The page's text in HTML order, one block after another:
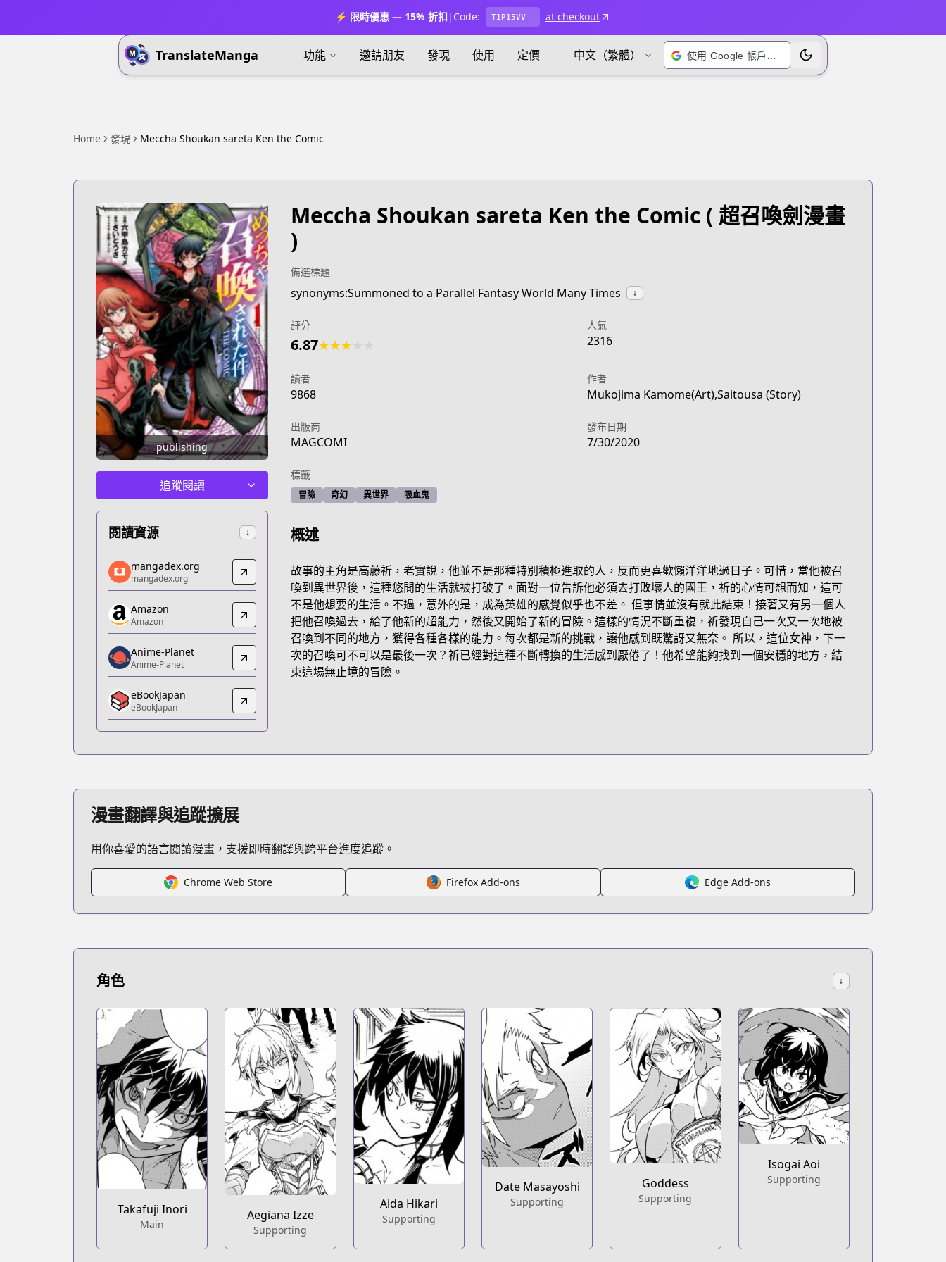
⚡ 限時優惠 — 15% 折扣 | Code: T1P15VV at checkout
TranslateManga 功能 邀請朋友 發現 使用 定價 中文（繁體） 切換主題
Home 發現 Meccha Shoukan sareta Ken the Comic
publishing
追蹤閱讀
閱讀資源 ↓
mangadex.org
mangadex.org
https://mangadex.org/title/802bf297-b156-4053-8542-f12057c4a7b9
Amazon
Amazon
https://www.amazon.co.jp/dp/B096HG8BDL
Anime-Planet
Anime-Planet
https://www.anime-planet.com/manga/meccha-shoukan-sareta-ken
eBookJapan
eBookJapan
Kitsu
https://kitsu.app/manga/57931
CDJapan
https://www.anime-planet.com/manga/https://www.cdjapan.co.jp/product/NEOBK-2541918
MangaUpdates
https://www.mangaupdates.com/series.html?id=170491
novelUpdates
Book☆Walker
Book☆Walker
https://bookwalker.jp/series/275215/list
Official English
Official English
https://j-novel.club/series/oversummoned-overpowered-and-over-it-manga
mangadex.org
mangadex.org
Amazon
Amazon
Anime-Planet
Anime-Planet
eBookJapan
eBookJapan
Meccha Shoukan sareta Ken the Comic( 超召喚劍漫畫
)
備選標題
synonyms:Summoned to a Parallel Fantasy World Many Times ↓
評分
6.87★★★
人氣
2316
讀者
9868
作者
Mukojima Kamome(Art),Saitousa (Story)
出版商
MAGCOMI
發布日期
7/30/2020
標籤
冒險 奇幻 異世界 吸血鬼
概述
故事的主角是高藤祈，老實說，他並不是那種特別積極進取的人，反而更喜歡懶洋洋地過日子。可惜，當他被召
喚到異世界後，這種悠閒的生活就被打破了。面對一位告訴他必須去打敗壞人的國王，祈的心情可想而知，這可
不是他想要的生活。不過，意外的是，成為英雄的感覺似乎也不差。 但事情並沒有就此結束！接著又有另一個人
把他召喚過去，給了他新的超能力，然後又開始了新的冒險。這樣的情況不斷重複，祈發現自己一次又一次地被
召喚到不同的地方，獲得各種各樣的能力。每次都是新的挑戰，讓他感到既驚訝又無奈。 所以，這位女神，下一
次的召喚可不可以是最後一次？祈已經對這種不斷轉換的生活感到厭倦了！他希望能夠找到一個安穩的地方，結
束這場無止境的冒險。
漫畫翻譯與追蹤擴展
用你喜愛的語言閱讀漫畫，支援即時翻譯與跨平台進度追蹤。
Chrome Web Store Firefox Add-ons Edge Add-ons
角色 ↓
Takafuji Inori
Main
Aegiana Izze
Supporting
Aida Hikari
Supporting
Date Masayoshi
Supporting
Goddess
Supporting
Isogai Aoi
Supporting